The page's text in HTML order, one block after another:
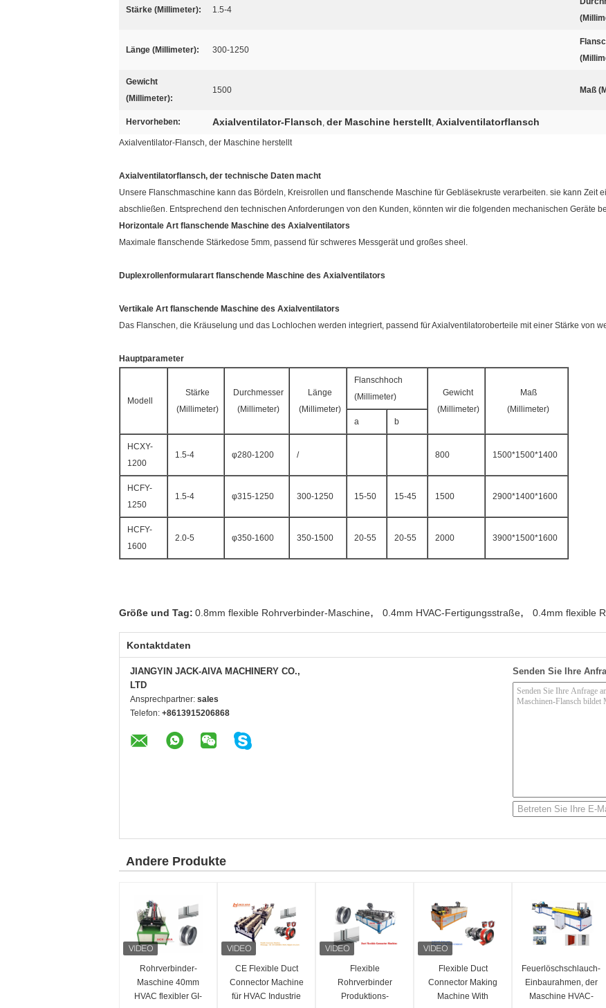
Stärke (Millimeter): 1.5-4
Länge (Millimeter): 300-1250
Gewicht
(Millimeter):
1500 Maß
Hervorheben: Axialventilator-Flansch, der Maschine herstellt, Axialventilatorflansch
Axialventilator-Flansch, der Maschine herstellt
Axialventilatorflansch, der technische Daten macht
Unsere Flanschmaschine kann das Bördeln, Kreisrollen und flanschende Maschine für Gebläsekruste verarbeiten. sie kann Zeit
abschließen. Entsprechend den technischen Anforderungen von den Kunden, könnten wir die folgenden mechanischen Geräte
Horizontale Art flanschende Maschine des Axialventilators
Maximale flanschende Stärkedose 5mm, passend für schweres Messgerät und großes sheel.
Duplexrollenformularart flanschende Maschine des Axialventilators
Vertikale Art flanschende Maschine des Axialventilators
Das Flanschen, die Kräuselung und das Lochlochen werden integriert, passend für Axialventilatoroberteile mit einer Stärke von
Hauptparameter
Modell
Stärke
(Millimeter)
Durchmesser
(Millimeter)
Länge
(Millimeter)
Flanschhoch
(Millimeter)
Gewicht
(Millimeter)
Maß
(Millimeter)
a
b
HCXY-
1200
1.5-4 φ280-1200 / 800 1500*1500*1400
HCFY-
1250
1.5-4 φ315-1250 300-1250 15-50 15-45 1500 2900*1400*1600
HCFY-
1600
2.0-5 φ350-1600 350-1500 20-55 20-55 2000 3900*1500*1600
Größe und Tag: 0.8mm flexible Rohrverbinder-Maschine, 0.4mm HVAC-Fertigungsstraße, 0.4mm flexible
Kontaktdaten
JIANGYIN JACK-AIVA MACHINERY CO.,
LTD
Ansprechpartner: sales
Telefon: +8613915206868
Senden Sie Ihre
Andere Produkte
Rohrverbinder-
Maschine 40mm
HVAC flexibler GI-
CE Flexible Duct
Connector Machine
für HVAC Industrie
Flexible
Rohrverbinder
Produktions-
Flexible Duct
Connector Making
Machine With
Feuerlöschschlauch-
Einbaurahmen, der
Maschine HVAC-